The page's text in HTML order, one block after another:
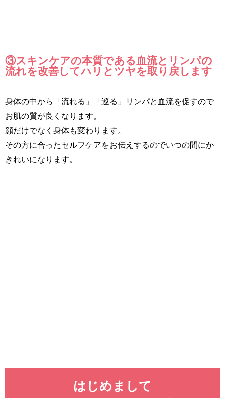
③スキンケアの本質である血流とリンパの
流れを改善してハリとツヤを取り戻します
身体の中から「流れる」「巡る」リンパと血流を促すので
お肌の質が良くなります。
顔だけでなく身体も変わります。
その方に合ったセルフケアをお伝えするのでいつの間にか
きれいになります。
はじめまして